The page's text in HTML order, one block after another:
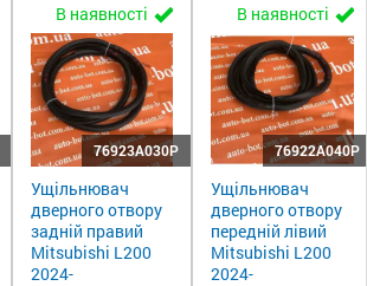
В наявності
76923A030P
Ущільнювач
дверного отвору
задній правий
Mitsubishi L200
2024-
В наявності
76922A040P
Ущільнювач
дверного отвору
передній лівий
Mitsubishi L200
2024-